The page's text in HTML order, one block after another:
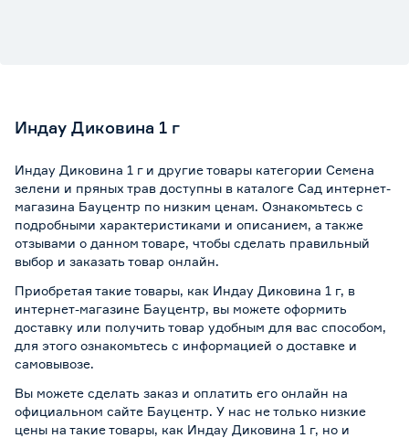
Индау Диковина 1 г
Индау Диковина 1 г и другие товары категории Семена
зелени и пряных трав доступны в каталоге Сад интернет-
магазина Бауцентр по низким ценам. Ознакомьтесь с
подробными характеристиками и описанием, а также
отзывами о данном товаре, чтобы сделать правильный
выбор и заказать товар онлайн.
Приобретая такие товары, как Индау Диковина 1 г, в
интернет-магазине Бауцентр, вы можете оформить
доставку или получить товар удобным для вас способом,
для этого ознакомьтесь с информацией о доставке и
самовывозе.
Вы можете сделать заказ и оплатить его онлайн на
официальном сайте Бауцентр. У нас не только низкие
цены на такие товары, как Индау Диковина 1 г, но и